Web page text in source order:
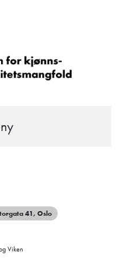
kjønns- og
41, Oslo
Viken